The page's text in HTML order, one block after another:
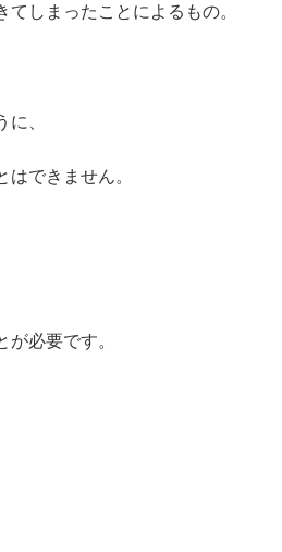
しまったことによるもの。
、
できません。
必要です。